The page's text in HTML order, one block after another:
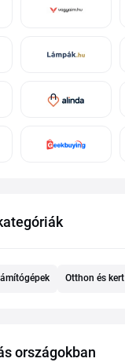
Otthon és kert
országokban